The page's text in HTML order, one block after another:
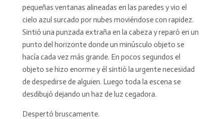
pequeñas ventanas alineadas en las paredes y vio el
cielo azul surcado por nubes moviéndose con rapidez.
Sintió una punzada extraña en la cabeza y reparó en un
punto del horizonte donde un minúsculo objeto se
hacía cada vez más grande. En pocos segundos el
objeto se hizo enorme y él sintió la urgente necesidad
de despedirse de alguien. Luego toda la escena se
desdibujó dejando un haz de luz cegadora.
Despertó bruscamente.